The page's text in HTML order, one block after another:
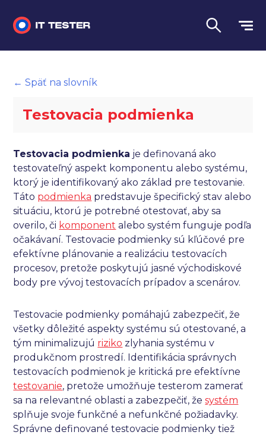
Automatizované testovanie
Performance testing
Interview otázky na pohovor
Slovník
Jazyk
← Späť na slovník
Testovacia podmienka
Testovacia podmienka je definovaná ako
testovateľný aspekt komponentu alebo systému,
ktorý je identifikovaný ako základ pre testovanie.
Táto podmienka predstavuje špecifický stav alebo
situáciu, ktorú je potrebné otestovať, aby sa
overilo, či komponent alebo systém funguje podľa
očakávaní. Testovacie podmienky sú kľúčové pre
efektívne plánovanie a realizáciu testovacích
procesov, pretože poskytujú jasné východiskové
body pre vývoj testovacích prípadov a scenárov.
Testovacie podmienky pomáhajú zabezpečiť, že
všetky dôležité aspekty systému sú otestované, a
tým minimalizujú riziko zlyhania systému v
produkčnom prostredí. Identifikácia správnych
testovacích podmienok je kritická pre efektívne
testovanie, pretože umožňuje testerom zamerať
sa na relevantné oblasti a zabezpečiť, žesystém
splňuje svoje funkčné a nefunkčné požiadavky.
Správne definované testovacie podmienky tiež